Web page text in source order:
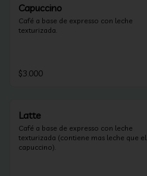
Capuccino
Café a base de expresso con leche
texturizada.
$3.000
Latte
Café a base de expresso con leche
texturizada (contiene mas leche que el
capuccino).